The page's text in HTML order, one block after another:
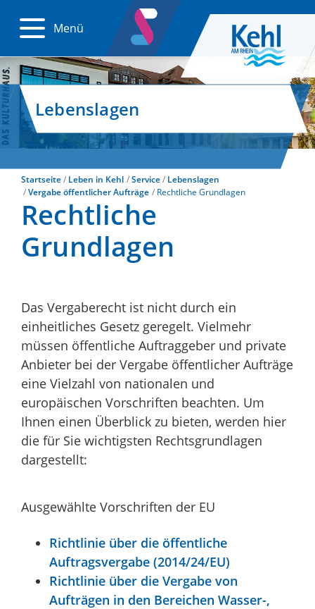
Menü
Lebenslagen
Startseite Leben in Kehl Service
Lebenslagen
Vergabe öffentlicher Aufträge
Rechtliche Grundlagen
Rechtliche
Grundlagen
Das Vergaberecht ist nicht durch ein
einheitliches Gesetz geregelt. Vielmehr
müssen öffentliche Auftraggeber und private
Anbieter bei der Vergabe öffentlicher Aufträge
eine Vielzahl von nationalen und
europäischen Vorschriften beachten. Um
Ihnen einen Überblick zu bieten, werden hier
die für Sie wichtigsten Rechtsgrundlagen
dargestellt:
Ausgewählte Vorschriften der EU
Richtlinie über die öffentliche
Auftragsvergabe (2014/24/EU)
Richtlinie über die Vergabe von
Aufträgen in den Bereichen Wasser-,